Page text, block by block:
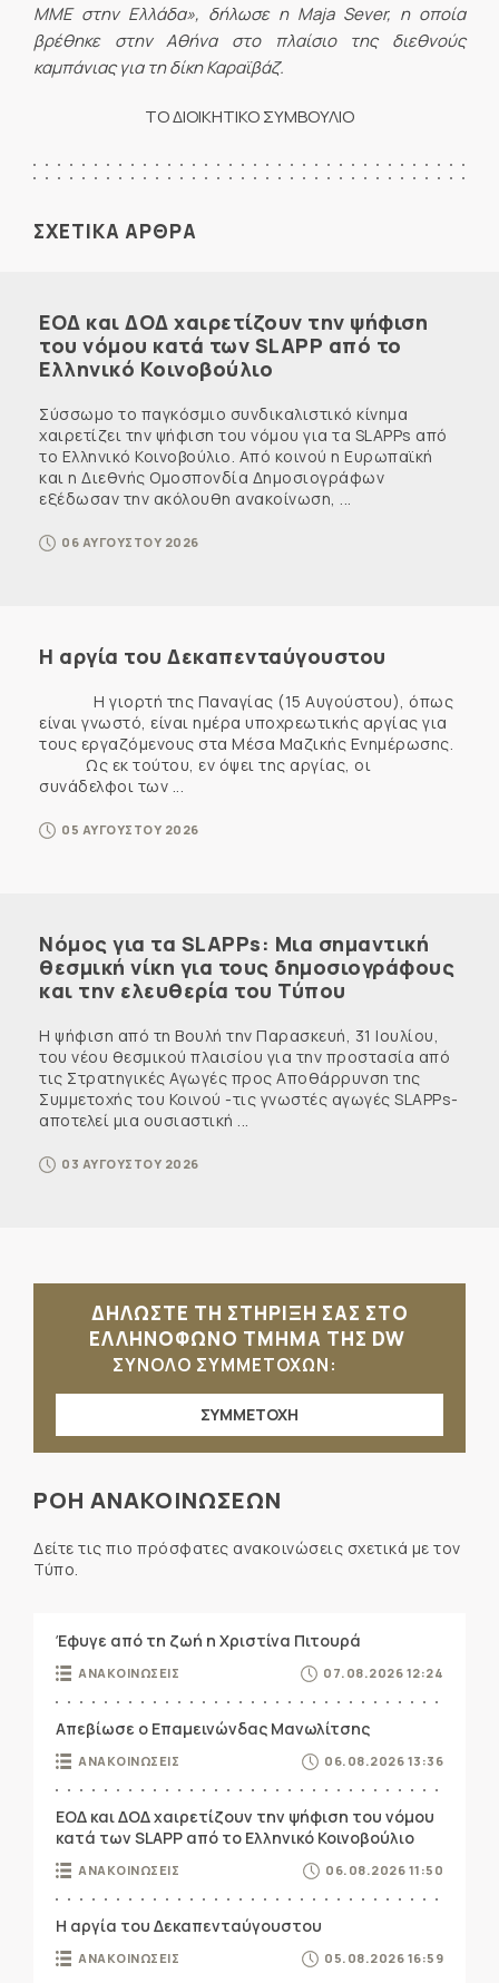
ΜΜΕ στην Ελλάδα», δήλωσε η Maja Sever, η οποία
βρέθηκε στην Αθήνα στο πλαίσιο της διεθνούς
καμπάνιας για τη δίκη Καραϊβάζ.
ΤΟ ΔΙΟΙΚΗΤΙΚΟ ΣΥΜΒΟΥΛΙΟ
ΣΧΕΤΙΚΑ ΑΡΘΡΑ
ΕΟΔ και ΔΟΔ χαιρετίζουν την ψήφιση
του νόμου κατά των SLAPP από το
Ελληνικό Κοινοβούλιο
Σύσσωμο το παγκόσμιο συνδικαλιστικό κίνημα
χαιρετίζει την ψήφιση του νόμου για τα SLAPPs από
το Ελληνικό Κοινοβούλιο. Από κοινού η Ευρωπαϊκή
και η Διεθνής Ομοσπονδία Δημοσιογράφων
εξέδωσαν την ακόλουθη ανακοίνωση, ...
06 ΑΥΓΟΥΣΤΟΥ 2026
Η αργία του Δεκαπενταύγουστου
Η γιορτή της Παναγίας (15 Αυγούστου), όπως
είναι γνωστό, είναι ημέρα υποχρεωτικής αργίας για
τους εργαζόμενους στα Μέσα Μαζικής Ενημέρωσης.
Ως εκ τούτου, εν όψει της αργίας, οι
συνάδελφοι των ...
05 ΑΥΓΟΥΣΤΟΥ 2026
Νόμος για τα SLAPPs: Μια σημαντική
θεσμική νίκη για τους δημοσιογράφους
και την ελευθερία του Τύπου
Η ψήφιση από τη Βουλή την Παρασκευή, 31 Ιουλίου,
του νέου θεσμικού πλαισίου για την προστασία από
τις Στρατηγικές Αγωγές προς Αποθάρρυνση της
Συμμετοχής του Κοινού -τις γνωστές αγωγές SLAPPs-
αποτελεί μια ουσιαστική ...
03 ΑΥΓΟΥΣΤΟΥ 2026
ΔΗΛΩΣΤΕ ΤΗ ΣΤΗΡΙΞΗ ΣΑΣ ΣΤΟ
ΕΛΛΗΝΟΦΩΝΟ ΤΜΗΜΑ ΤΗΣ DW
ΣΥΝΟΛΟ ΣΥΜΜΕΤΟΧΩΝ:
ΣΥΜΜΕΤΟΧΗ
ΡΟΗ ΑΝΑΚΟΙΝΩΣΕΩΝ
Δείτε τις πιο πρόσφατες ανακοινώσεις σχετικά με τον
Τύπο.
Έφυγε από τη ζωή η Χριστίνα Πιτουρά
ΑΝΑΚΟΙΝΩΣΕΙΣ 07.08.2026 12:24
Απεβίωσε ο Επαμεινώνδας Μανωλίτσης
ΑΝΑΚΟΙΝΩΣΕΙΣ 06.08.2026 13:36
ΕΟΔ και ΔΟΔ χαιρετίζουν την ψήφιση του νόμου
κατά των SLAPP από το Ελληνικό Κοινοβούλιο
ΑΝΑΚΟΙΝΩΣΕΙΣ 06.08.2026 11:50
Η αργία του Δεκαπενταύγουστου
ΑΝΑΚΟΙΝΩΣΕΙΣ 05.08.2026 16:59